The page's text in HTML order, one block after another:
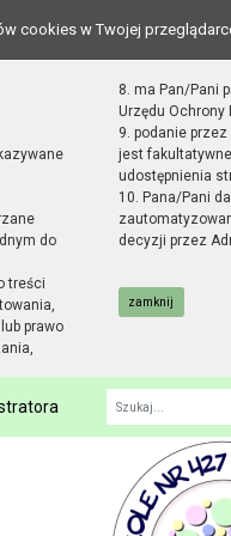
cookies w Twojej
do
treści
prawo
8. ma Pan/Pani
Urzędu Ochrony
9. podanie
jest
udostępnienia
10. Pana/Pani
decyzji przez
zamknij
Fraza